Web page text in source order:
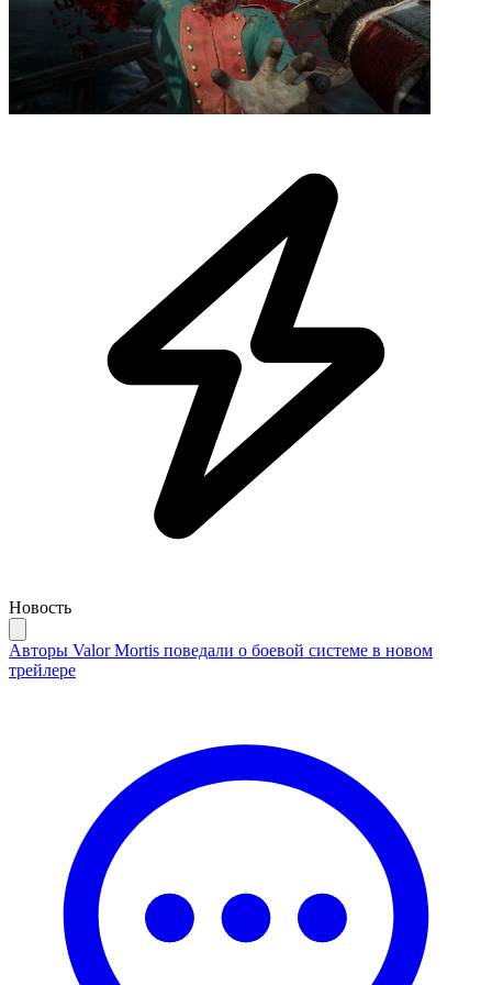
Новость
Авторы Valor Mortis поведали о боевой системе в новом
трейлере